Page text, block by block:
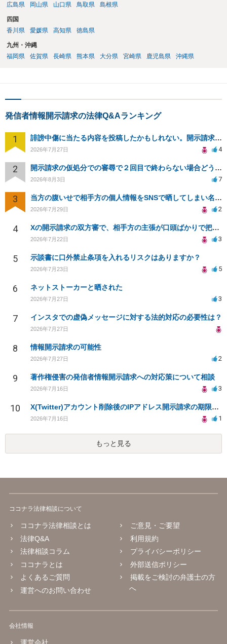
広島県
岡山県 山口県 鳥取県 島根県
四国
香川県
愛媛県 高知県 徳島県
九州・沖縄
福岡県
佐賀県 長崎県 熊本県 大分県 宮崎県 鹿児島県 沖縄県
発信者情報開示請求の法律Q&Aランキング
1 誹謗中傷に当たる内容を投稿したかもしれない。開示請求や民事刑事裁判に発展しうるのか教えて欲しい。
2026年7月27日 4
2 開示請求の仮処分での審尋で２回目で終わらない場合どうしたらいいですか
2026年8月3日 7
3 当方の腹いせで相手方の個人情報をSNSで晒してしまい名誉毀損させてしまったかもしれない
2026年7月29日 2
4 Xの開示請求の双方審で、相手方の主張が口頭ばかりで把握しきれません
2026年7月22日 3
5 示談書に口外禁止条項を入れるリスクはありますか？
2026年7月23日 5
6 ネットストーカーと晒された
2026年7月27日 3
7 インスタでの虚偽メッセージに対する法的対応の必要性は？
2026年7月27日
8 情報開示請求の可能性
2026年7月27日 2
9 著作権侵害の発信者情報開示請求への対応策について相談
2026年7月16日 3
10 X(Twitter)アカウント削除後のIPアドレス開示請求の期限は？
2026年7月16日 1
もっと見る
ココナラ法律相談について
ココナラ法律相談とは
法律Q&A
法律相談コラム
ココナラとは
よくあるご質問
運営へのお問い合わせ
ご意見・ご要望
利用規約
プライバシーポリシー
外部送信ポリシー
掲載をご検討の弁護士の方
へ
会社情報
運営会社